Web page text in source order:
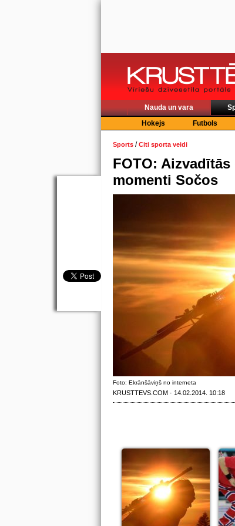
Nauda un vara
Hokejs
Futbols
Sports /Citi sporta veidi
FOTO:
momenti Sočos
Foto: Ekrānšāviņš no interneta
KRUSTTEVS.COM · 14.02.2014. 10:18